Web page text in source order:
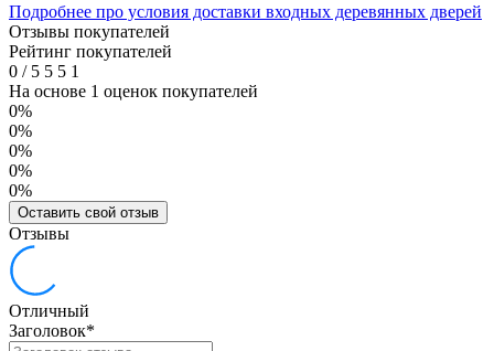
Подробнее про условия доставки входных деревянных дверей
Отзывы покупателей
Рейтинг покупателей
0 /5 5 5 1
На основе 1 оценок покупателей
0%
0%
0%
0%
0%
Оставить свой отзыв
Отзывы
Отличный
Заголовок*